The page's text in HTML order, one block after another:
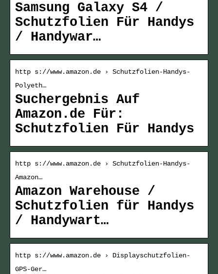
Samsung Galaxy S4 /
Schutzfolien Für Handys
/ Handywar…
http s://www.amazon.de › Schutzfolien-Handys-
Polyeth…
Suchergebnis Auf
Amazon.de Für:
Schutzfolien Für Handys
http s://www.amazon.de › Schutzfolien-Handys-
Amazon…
Amazon Warehouse /
Schutzfolien für Handys
/ Handywart…
http s://www.amazon.de › Displayschutzfolien-
GPS-Ger…